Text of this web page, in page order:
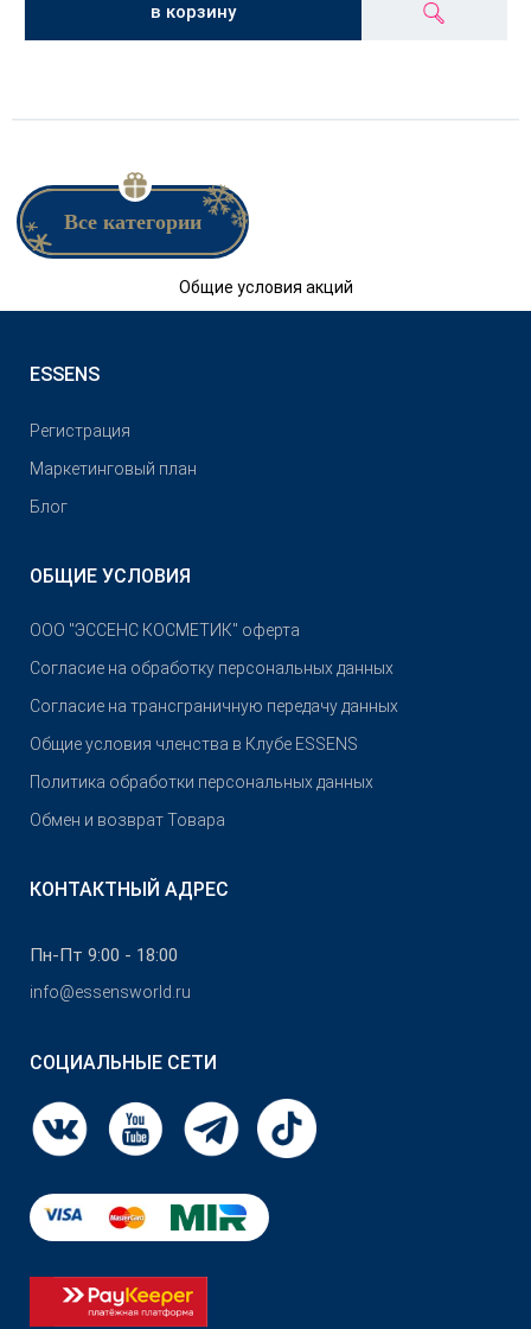
в корзину
Все категории
Общие условия акций
ESSENS
Pегистрация
Маркетинговый план
Блог
ОБЩИЕ УСЛОВИЯ
OOO "ЭССЕНС КОСМЕТИК" оферта
Согласие на обработку персональных данных
Согласие на трансграничную передачу данных
Общие условия членства в Клубе ESSENS
Политика обработки персональных данных
Обмен и возврат Товара
КОНТАКТНЫЙ АДРЕС
Пн-Пт 9:00 - 18:00
info@essensworld.ru
СОЦИАЛЬНЫЕ СЕТИ